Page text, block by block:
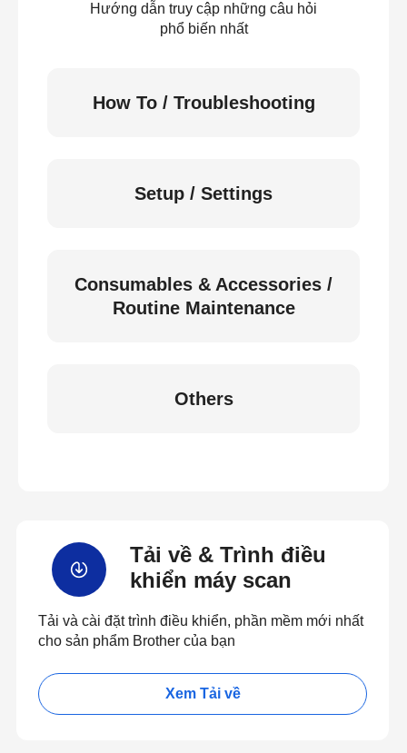
Hướng dẫn truy cập những câu hỏi
phổ biến nhất
How To / Troubleshooting
Setup / Settings
Consumables & Accessories /
Routine Maintenance
Others
Tải về & Trình điều
khiển máy scan
Tải và cài đặt trình điều khiển, phần mềm mới nhất
cho sản phẩm Brother của bạn
Xem Tải về